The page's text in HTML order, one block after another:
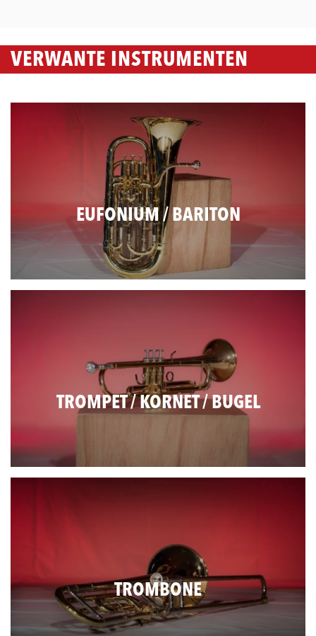
VERWANTE INSTRUMENTEN
EUFONIUM / BARITON
TROMPET / KORNET / BUGEL
TROMBONE